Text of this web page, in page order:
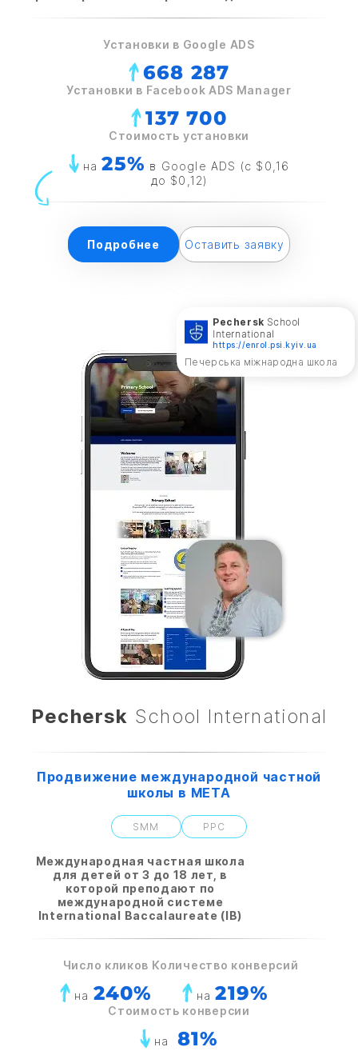
Установки в Google ADS
668 287
Установки в Facebook ADS Manager
137 700
Стоимость установки
на25% в Google ADS (с $0,16
до $0,12)
Подробнее Оставить заявку
Pechersk School
International
https://enrol.psi.kyiv.ua
Печерська міжнародна школа
Pechersk School International
Продвижение международной частной
школы в МЕТА
SMM PPC
Международная частная школа
для детей от 3 до 18 лет, в
которой преподают по
международной системе
International Baccalaureate (IB)
Число кликов
на 240%
Количество конверсий
на219%
Стоимость конверсии
на 81%